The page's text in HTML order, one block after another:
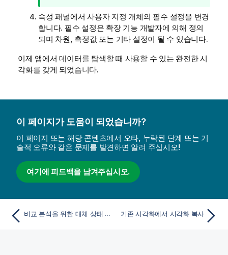
속성 패널에서 사용자 지정 개체의 필수 설정을 변경
합니다. 필수 설정은 확장 기능 개발자에 의해 정의
되며 차원, 측정값 또는 기타 설정이 될 수 있습니다.
이제 앱에서 데이터를 탐색할 때 사용할 수 있는 완전한 시
각화를 갖게 되었습니다.
이 페이지가 도움이 되었습니까?
이 페이지 또는 해당 콘텐츠에서 오타, 누락된 단계 또는 기
술적 오류와 같은 문제를 발견하면 알려 주십시오!
여기에 피드백을 남겨주십시오.
비교 분석을 위한 대체 상태 사용 기존 시각화에서 시각화 복사